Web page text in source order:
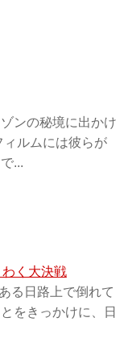
ンの秘境に出かけ
ルムには彼らが
...
く大決戦
る日路上で倒れて
をきっかけに、日